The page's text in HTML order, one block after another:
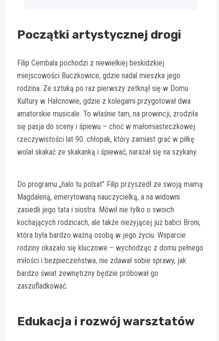
Początki artystycznej drogi
Filip Cembala pochodzi z niewielkiej beskidzkiej
miejscowości Buczkowice, gdzie nadal mieszka jego
rodzina. Ze sztuką po raz pierwszy zetknął się w Domu
Kultury w Hałcnowie, gdzie z kolegami przygotował dwa
amatorskie musicale. To właśnie tam, na prowincji, zrodziła
się pasja do sceny i śpiewu – choć w małomiasteczkowej
rzeczywistości lat 90. chłopak, który zamiast grać w piłkę
wolał skakać ze skakanką i śpiewać, narażał się na szykany.
Do programu „halo tu polsat” Filip przyszedł ze swoją mamą
Magdaleną, emerytowaną nauczycielką, a na widowni
zasiedli jego tata i siostra. Mówił nie tylko o swoich
kochających rodzicach, ale także nieżyjącej już babci Broni,
która była bardzo ważną osobą w jego życiu. Wsparcie
rodziny okazało się kluczowe – wychodząc z domu pełnego
miłości i bezpieczeństwa, nie zdawał sobie sprawy, jak
bardzo świat zewnętrzny będzie próbował go
zaszufladkować.
Edukacja i rozwój warsztatów